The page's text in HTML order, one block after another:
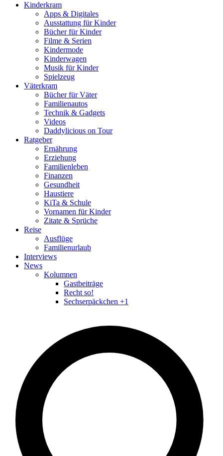
Kinderkram
Apps & Digitales
Ausstattung für Kinder
Bücher für Kinder
Filme & Serien
Kindermode
Kinderwagen
Musik für Kinder
Spielzeug
Väterkram
Bücher für Väter
Familienautos
Technik & Gadgets
Videos
Daddylicious on Tour
Ratgeber
Ernährung
Erziehung
Familienleben
Finanzen
Gesundheit
Haustiere
KiTa & Schule
Vornamen für Kinder
Zitate & Sprüche
Reise
Ausflüge
Familienurlaub
Interviews
News
Kolumnen
Gastbeiträge
Recht so!
Sechserpäckchen +1